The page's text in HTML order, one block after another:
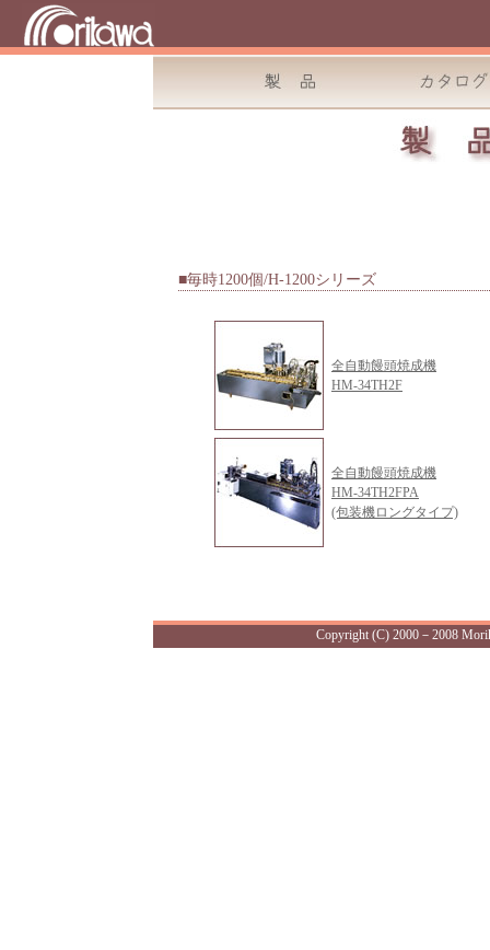
■毎時1200個/H-1200シリーズ
全自動饅頭焼成機
HM-34TH2F
全自動饅頭焼成機
HM-34TH2FPA
(包装機ロングタイプ)
Copyright (C) 2000－2008